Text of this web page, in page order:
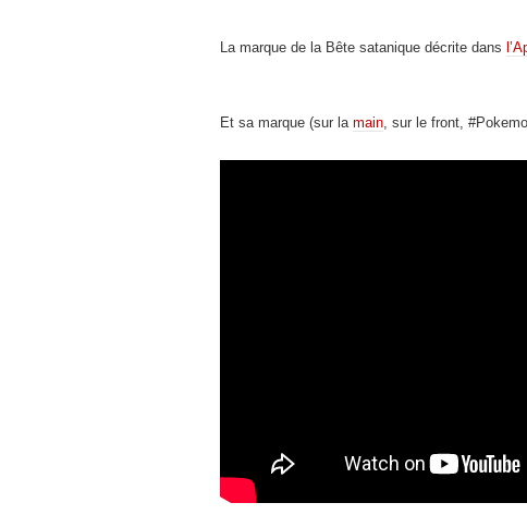
La marque de la Bête satanique décrite dans
Et sa marque (sur la main , sur le front,